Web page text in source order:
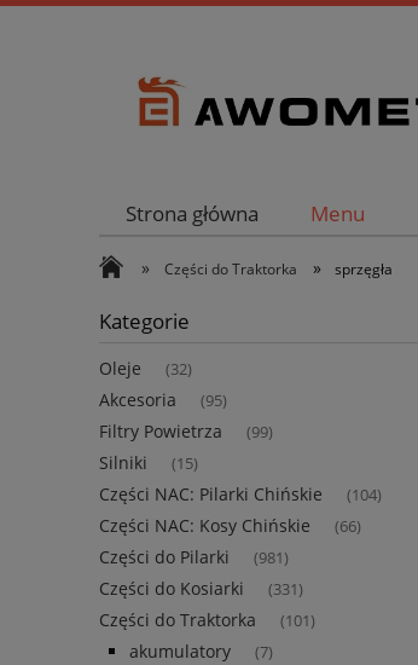
Strona główna Menu
» Części do Traktorka » sprzęgła
Kategorie
Oleje (32)
Akcesoria (95)
Filtry Powietrza (99)
Silniki (15)
Części NAC: Pilarki Chińskie (104)
Części NAC: Kosy Chińskie (66)
Części do Pilarki (981)
Części do Kosiarki (331)
Części do Traktorka (101)
akumulatory (7)